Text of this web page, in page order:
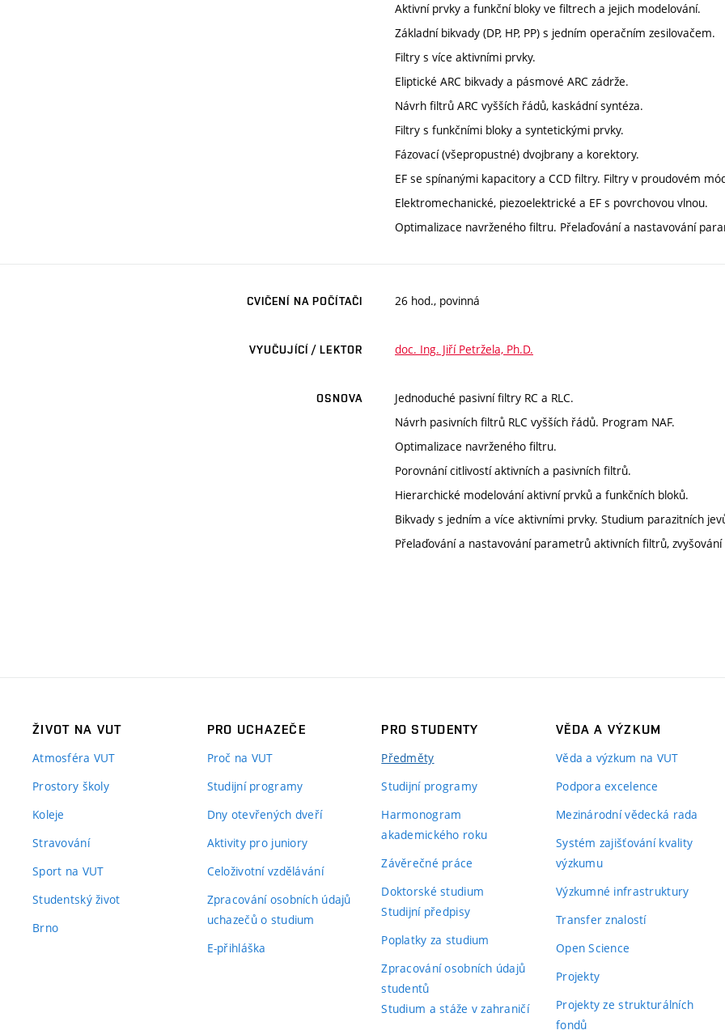
Aktivní prvky a funkční bloky ve filtrech a jejich modelování.
Základní bikvady (DP, HP, PP) s jedním operačním zesilovačem.
Filtry s více aktivními prvky.
Eliptické ARC bikvady a pásmové ARC zádrže.
Návrh filtrů ARC vyšších řádů, kaskádní syntéza.
Filtry s funkčními bloky a syntetickými prvky.
Fázovací (všepropustné) dvojbrany a korektory.
EF se spínanými kapacitory a CCD filtry. Filtry v proudovém
Elektromechanické, piezoelektrické a EF s povrchovou vlnou.
Optimalizace navrženého filtru. Přelaďování a nastavování
CVIČENÍ NA POČÍTAČI 26 hod., povinná
VYUČUJÍCÍ / LEKTOR doc. Ing. Jiří Petržela, Ph.D.
OSNOVA
Jednoduché pasivní filtry RC a RLC.
Návrh pasivních filtrů RLC vyšších řádů. Program NAF.
Optimalizace navrženého filtru.
Porovnání citlivostí aktivních a pasivních filtrů.
Hierarchické modelování aktivní prvků a funkčních bloků.
Bikvady s jedním a více aktivními prvky. Studium parazitních
Přelaďování a nastavování parametrů aktivních filtrů, zvyšování
ŽIVOT NA VUT
Atmosféra VUT
Prostory školy
Koleje
Stravování
Sport na VUT
Studentský život
Brno
PRO UCHAZEČE
Proč na VUT
Studijní programy
Dny otevřených dveří
Aktivity pro juniory
Celoživotní vzdělávání
Zpracování osobních údajů
uchazečů o studium
E-přihláška
PRO STUDENTY
Předměty
Studijní programy
Harmonogram
akademického roku
Závěrečné práce
Doktorské studium
Studijní předpisy
Poplatky za studium
Zpracování osobních údajů
studentů
Studium a stáže v zahraničí
VĚDA A VÝZKUM
Věda a výzkum na VUT
Podpora excelence
Mezinárodní vědecká rada
Systém zajišťování kvality
výzkumu
Výzkumné infrastruktury
Transfer znalostí
Open Science
Projekty
Projekty ze strukturálních
fondů